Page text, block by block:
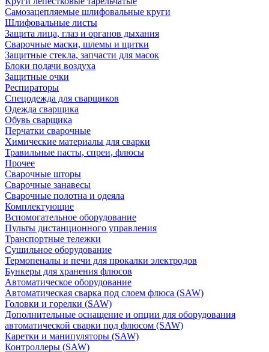
Самозацепляемые шлифовальные круги
Шлифовальные листы
Защита лица, глаз и органов дыхания
Сварочные маски, шлемы и щитки
Защитные стекла, запчасти для масок
Блоки подачи воздуха
Защитные очки
Респираторы
Спецодежда для сварщиков
Одежда сварщика
Обувь сварщика
Перчатки сварочные
Химические материалы для сварки
Травильные пасты, спреи, флюсы
Прочее
Сварочные шторы
Сварочные занавесы
Сварочные полотна и одеяла
Комплектующие
Вспомогательное оборудование
Пульты дистанционного управления
Транспортные тележки
Сушильное оборудование
Термопеналы и печи для прокалки электродов
Бункеры для хранения флюсов
Автоматическое оборудование
Автоматическая сварка под слоем флюса (SAW)
Головки и горелки (SAW)
Дополнительные оснащение и опции для оборудования
автоматической сварки под флюсом (SAW)
Каретки и манипуляторы (SAW)
Контроллеры (SAW)